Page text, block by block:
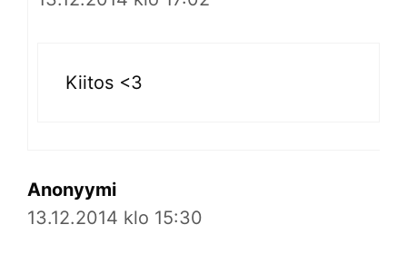
Kiitos <3
Anonyymi
13.12.2014 klo 15:30